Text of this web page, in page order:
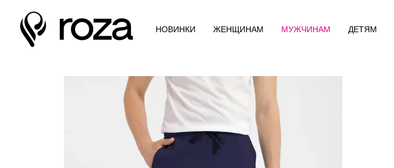
НОВИНКИ ЖЕНЩИНАМ МУЖЧИНАМ ДЕТЯМ